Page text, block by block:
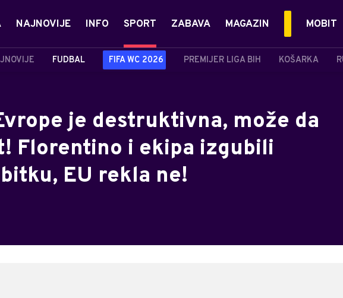
NAJNOVIJE INFO SPORT
FUDBAL FIFA WC 2026 PREMIJER LIGA BIH KOŠARKA
ZABAVA MAGAZIN MOBIT
je destruktivna, može da
Florentino i ekipa izgubili
EU rekla ne!